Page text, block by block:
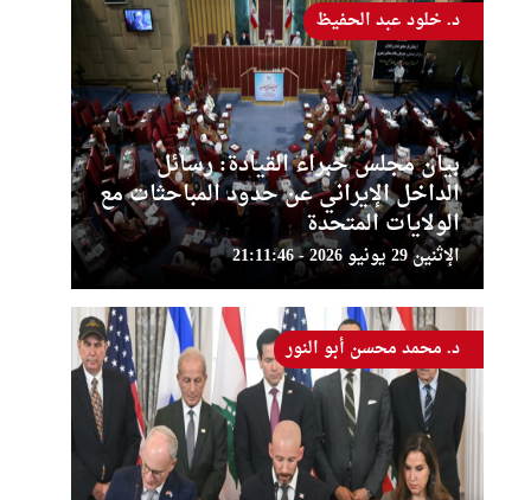
بيان مجلس خبراء القيادة: رسائل
الداخل الإيراني عن حدود المباحثات مع
الولايات المتحدة
الإثنين 29 يونيو 2026 - 21:11:46
د. خلود عبد الحفيظ
د. محمد محسن أبو النور